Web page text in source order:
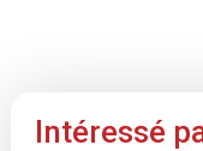
Intéressé